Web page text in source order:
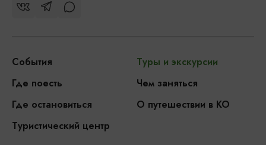
События
Туры и экскурсии
Где поесть
Чем заняться
Где остановиться
О путешествии в КО
Туристический центр